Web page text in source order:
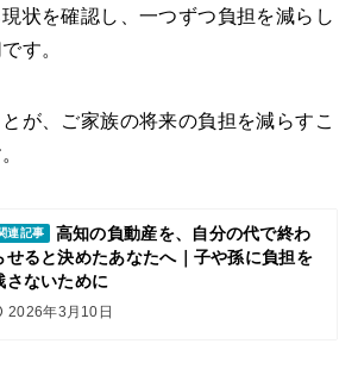
状を確認し、一つずつ負担を減らし
す。
が、ご家族の将来の負担を減らすこ
連記事
高知の負動産を、自分の代で終わ
せると決めたあなたへ｜子や孫に負担を
さないために
2026年3月10日